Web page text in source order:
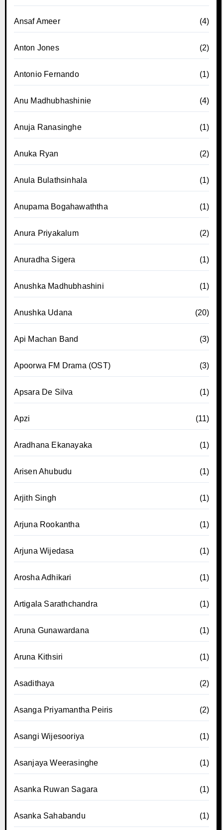
Ansaf Ameer (4)
Anton Jones (2)
Antonio Fernando (1)
Anu Madhubhashinie (4)
Anuja Ranasinghe (1)
Anuka Ryan (2)
Anula Bulathsinhala (1)
Anupama Bogahawaththa (1)
Anura Priyakalum (2)
Anuradha Sigera (1)
Anushka Madhubhashini (1)
Anushka Udana (20)
Api Machan Band (3)
Apoorwa FM Drama (OST) (3)
Apsara De Silva (1)
Apzi (11)
Aradhana Ekanayaka (1)
Arisen Ahubudu (1)
Arjith Singh (1)
Arjuna Rookantha (1)
Arjuna Wijedasa (1)
Arosha Adhikari (1)
Artigala Sarathchandra (1)
Aruna Gunawardana (1)
Aruna Kithsiri (1)
Asadithaya (2)
Asanga Priyamantha Peiris (2)
Asangi Wijesooriya (1)
Asanjaya Weerasinghe (1)
Asanka Ruwan Sagara (1)
Asanka Sahabandu (1)